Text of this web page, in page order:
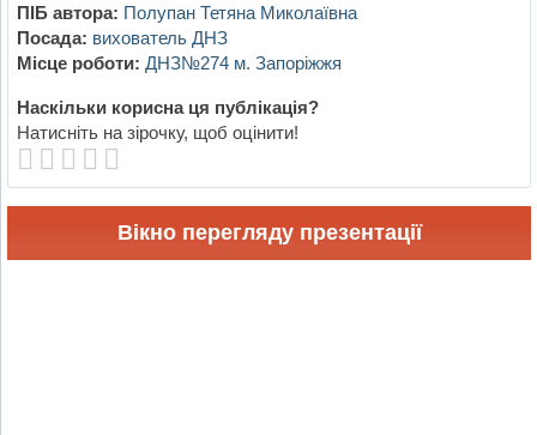
ПІБ автора: Полупан Тетяна Миколаївна
Посада: вихователь ДНЗ
Місце роботи: ДНЗ№274 м. Запоріжжя
Наскільки корисна ця публікація?
Натисніть на зірочку, щоб оцінити!
Вікно перегляду презентації